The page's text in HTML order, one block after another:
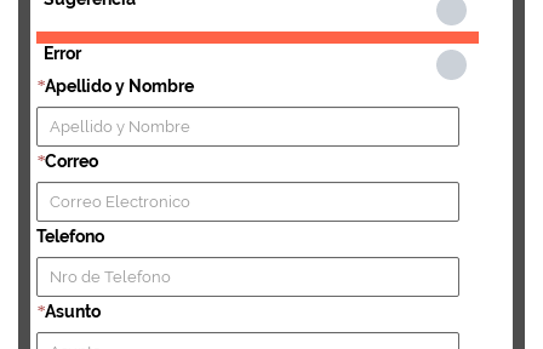
Error
*Apellido y Nombre
*Correo
Telefono
*Asunto